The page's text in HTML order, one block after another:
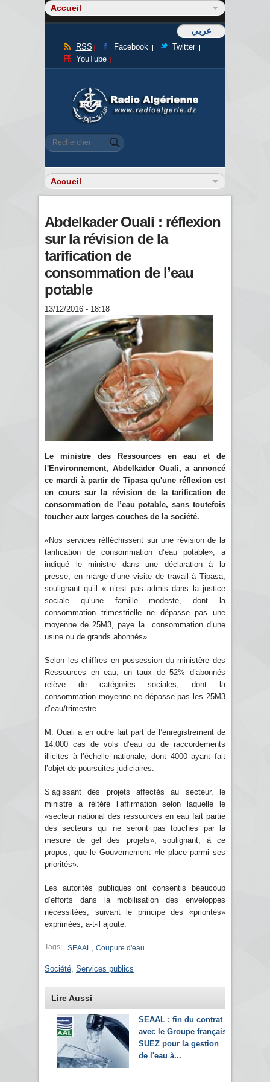
عربي
RSS Facebook
Twitter
YouTube
Formulaire de recherche
Rechercher
Abdelkader Ouali : réflexion
sur la révision de la
tarification de
consommation de l’eau
potable
13/12/2016 - 18:18
Le ministre des Ressources en eau et de
l'Environnement, Abdelkader Ouali, a annoncé
ce mardi à partir de Tipasa qu'une réflexion est
en cours sur la révision de la tarification de
consommation de l’eau potable, sans toutefois
toucher aux larges couches de la société.
«Nos services réfléchissent sur une révision de la
tarification de consommation d’eau potable», a
indiqué le ministre dans une déclaration à la
presse, en marge d’une visite de travail à Tipasa,
soulignant qu’il « n’est pas admis dans la justice
sociale qu’une famille modeste, dont la
consommation trimestrielle ne dépasse pas une
moyenne de 25M3, paye la consommation d’une
usine ou de grands abonnés».
Selon les chiffres en possession du ministère des
Ressources en eau, un taux de 52% d’abonnés
relève de catégories sociales, dont la
consommation moyenne ne dépasse pas les 25M3
d’eau/trimestre.
M. Ouali a en outre fait part de l’enregistrement de
14.000 cas de vols d’eau ou de raccordements
illicites à l’échelle nationale, dont 4000 ayant fait
l’objet de poursuites judiciaires.
S’agissant des projets affectés au secteur, le
ministre a réitéré l’affirmation selon laquelle le
«secteur national des ressources en eau fait partie
des secteurs qui ne seront pas touchés par la
mesure de gel des projets», soulignant, à ce
propos, que le Gouvernement «le place parmi ses
priorités».
Les autorités publiques ont consentis beaucoup
d’efforts dans la mobilisation des enveloppes
nécessitées, suivant le principe des «priorités»
exprimées, a-t-il ajouté.
Tags: SEAAL Coupure d'eau
Société Services publics
Lire Aussi
SEAAL : fin du contrat
avec le Groupe français
SUEZ pour la gestion
de l'eau à...